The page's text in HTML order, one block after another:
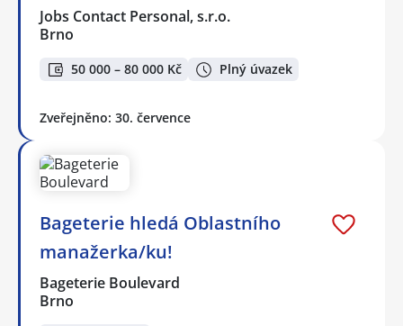
Jobs Contact Personal, s.r.o.
Brno
50 000 – 80 000 Kč Plný úvazek
Zveřejněno: 30. července
Bageterie hledá Oblastního
manažerka/ku!
Bageterie Boulevard
Brno